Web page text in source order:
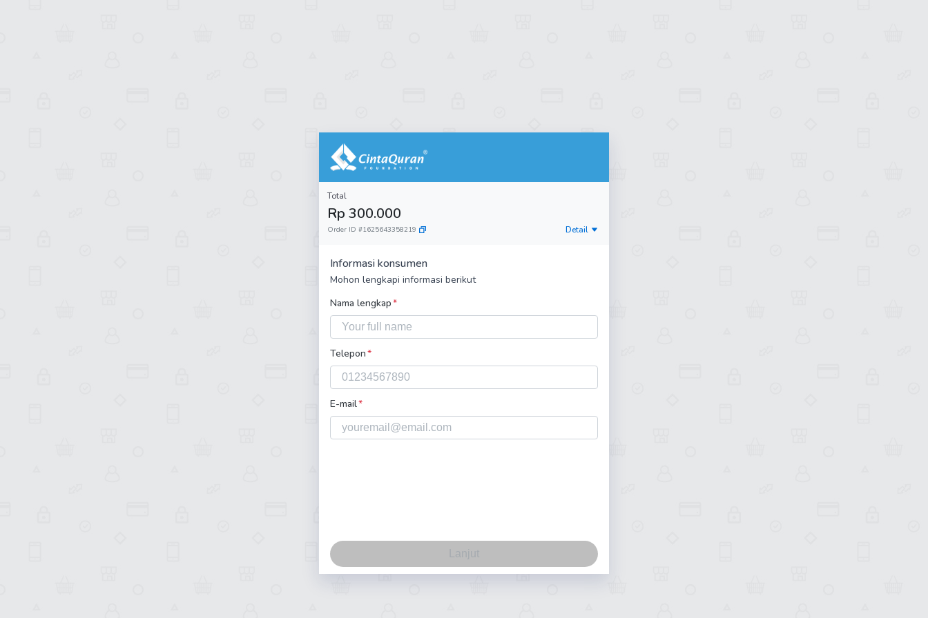
Total
Rp 300.000
Order ID #1625643358219 Detail
Informasi konsumen
Mohon lengkapi informasi berikut
Nama lengkap*
Telepon*
E-mail*
Lanjut